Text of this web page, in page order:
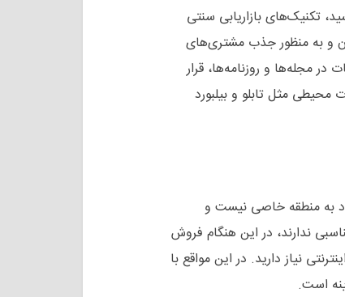
تکنیک‌های بازاریابی سنتی
و به منظور جذب مشتری‌های
مجله‌ها و روزنامه‌ها، قرار
مثل تابلو و بیلبورد
منطقه خاصی نیست و
ندارند، در این هنگام فروش
نیاز دارید. در این مواقع با
است.